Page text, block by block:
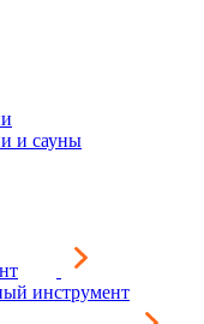
и сауны
инструмент